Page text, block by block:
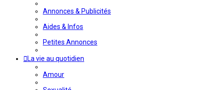
Annonces & Publicités
Aides & Infos
Petites Annonces
La vie au quotidien
Amour